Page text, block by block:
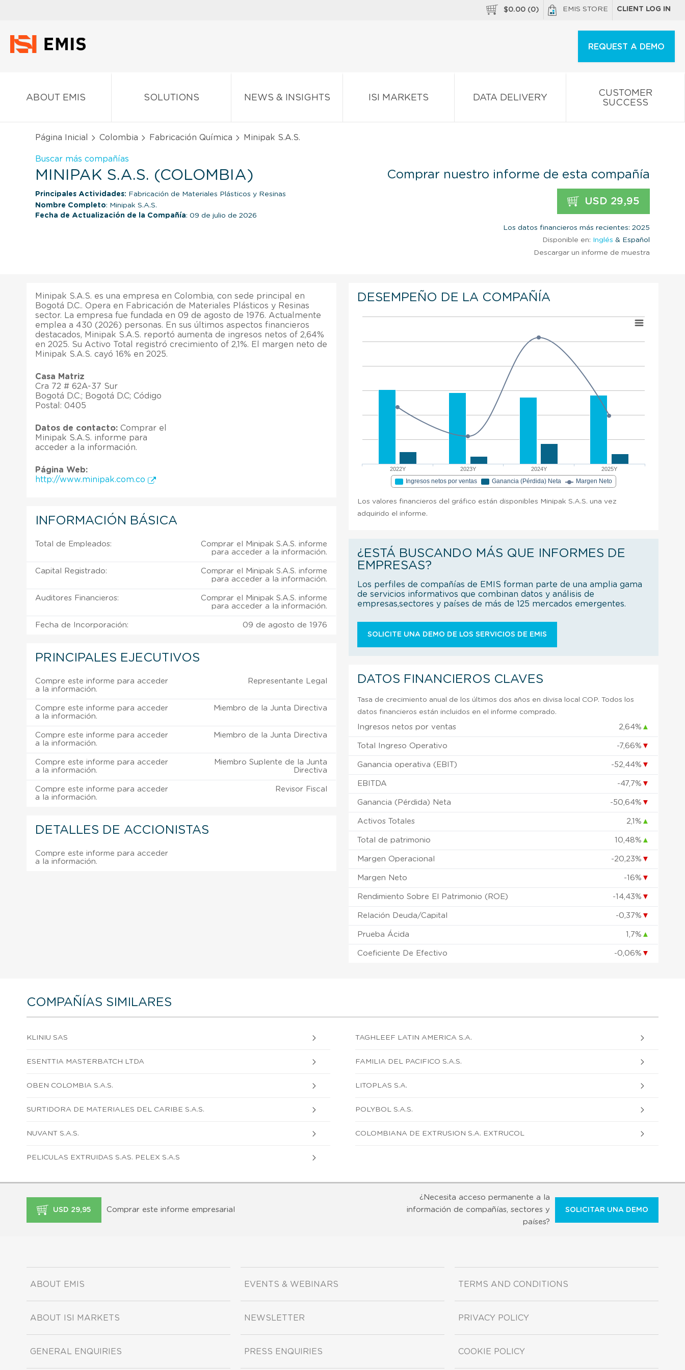
$0.00 (0) EMIS STORE CLIENT LOG IN
REQUEST A DEMO
ABOUT EMIS SOLUTIONS NEWS & INSIGHTS ISI MARKETS DATA DELIVERY
CUSTOMER
SUCCESS
Página Inicial Colombia Fabricación Química Minipak S.A.S.
Buscar más compañías
MINIPAK S.A.S. (COLOMBIA)
Principales Actividades: Fabricación de Materiales Plásticos y Resinas
Nombre Completo: Minipak S.A.S.
Fecha de Actualización de la Compañía: 09 de julio de 2026
Comprar nuestro informe de esta compañía
USD 29,95
Los datos financieros más recientes: 2025
Disponible en: Inglés & Español
Descargar un informe de muestra
Minipak S.A.S. es una empresa en Colombia, con sede principal en
Bogotá D.C.. Opera en Fabricación de Materiales Plásticos y Resinas
sector. La empresa fue fundada en 09 de agosto de 1976. Actualmente
emplea a 430 (2026) personas. En sus últimos aspectos financieros
destacados, Minipak S.A.S. reportó aumenta de ingresos netos of 2,64%
en 2025. Su Activo Total registró crecimiento of 2,1%. El margen neto de
Minipak S.A.S. cayó 16% en 2025.
Casa Matriz
Cra 72 # 62A-37 Sur
Bogotá D.C.; Bogotá D.C; Código
Postal: 0405
Datos de contacto: Comprar el
Minipak S.A.S. informe para
acceder a la información.
Página Web:
http://www.minipak.com.co
INFORMACIÓN BÁSICA
Total de Empleados:
Comprar el Minipak S.A.S. informe
para acceder a la información.
Capital Registrado:
Comprar el Minipak S.A.S. informe
para acceder a la información.
Auditores Financieros:
Comprar el Minipak S.A.S. informe
para acceder a la información.
Fecha de Incorporación: 09 de agosto de 1976
PRINCIPALES EJECUTIVOS
Compre este informe para acceder
a la información.
Representante Legal
Compre este informe para acceder
a la información.
Miembro de la Junta Directiva
Compre este informe para acceder
a la información.
Miembro de la Junta Directiva
Compre este informe para acceder
a la información.
Miembro Suplente de la Junta
Directiva
Compre este informe para acceder
a la información.
Revisor Fiscal
DETALLES DE ACCIONISTAS
Compre este informe para acceder
a la información.
DESEMPEÑO DE LA COMPAÑÍA
2022Y 2023Y 2024Y 2025Y
Ingresos netos por ventas Ganancia (Pérdida) Neta Margen Neto
Los valores financieros del gráfico están disponibles Minipak S.A.S. una vez
adquirido el informe.
¿ESTÁ BUSCANDO MÁS QUE INFORMES DE
EMPRESAS?
Los perfiles de compañías de EMIS forman parte de una amplia gama
de servicios informativos que combinan datos y análisis de
empresas,sectores y países de más de 125 mercados emergentes.
SOLICITE UNA DEMO DE LOS SERVICIOS DE EMIS
DATOS FINANCIEROS CLAVES
Tasa de crecimiento anual de los últimos dos años en divisa local COP. Todos los
datos financieros están incluidos en el informe comprado.
Ingresos netos por ventas 2,64% ▲
Total Ingreso Operativo -7,66% ▼
Ganancia operativa (EBIT) -52,44% ▼
EBITDA -47,7% ▼
Ganancia (Pérdida) Neta -50,64% ▼
Activos Totales 2,1% ▲
Total de patrimonio 10,48% ▲
Margen Operacional -20,23% ▼
Margen Neto -16% ▼
Rendimiento Sobre El Patrimonio (ROE) -14,43% ▼
Relación Deuda/Capital -0,37% ▼
Prueba Ácida 1,7% ▲
Coeficiente De Efectivo -0,06% ▼
COMPAÑÍAS SIMILARES
KLINIU SAS TAGHLEEF LATIN AMERICA S.A.
ESENTTIA MASTERBATCH LTDA FAMILIA DEL PACIFICO S.A.S.
OBEN COLOMBIA S.A.S. LITOPLAS S.A.
SURTIDORA DE MATERIALES DEL CARIBE S.A.S. POLYBOL S.A.S.
NUVANT S.A.S. COLOMBIANA DE EXTRUSION S.A. EXTRUCOL
PELICULAS EXTRUIDAS S.AS. PELEX S.A.S
USD 29,95 Comprar este informe empresarial
¿Necesita acceso permanente a la
información de compañías, sectores y
países?
SOLICITAR UNA DEMO
ABOUT EMIS
ABOUT ISI MARKETS
GENERAL ENQUIRIES
EVENTS & WEBINARS
NEWSLETTER
PRESS ENQUIRIES
TERMS AND CONDITIONS
PRIVACY POLICY
COOKIE POLICY